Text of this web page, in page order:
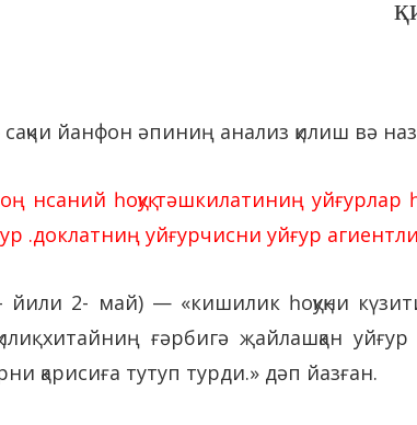
сақчи йанфон әпиниң анализ қилиш вә
нсаний һоқуқ тәшкилатиниң
.доклатниң уйғурчисни уйғур
йили 2- май) — «кишилик һоқуқни
хитайниң ғәрбигә җайлашқан
қарисиға тутуп турди.» дәп йазған.